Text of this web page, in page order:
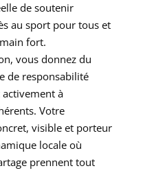
de soutenir
au sport pour tous et
fort.
vous donnez du
de responsabilité
à
Votre
visible et porteur
locale où
prennent tout